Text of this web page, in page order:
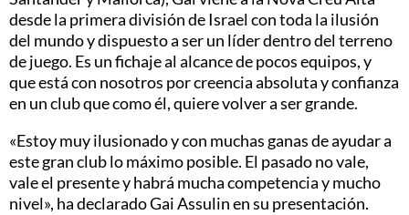
desde la primera división de Israel con toda la ilusión
del mundo y dispuesto a ser un líder dentro del terreno
de juego. Es un fichaje al alcance de pocos equipos, y
que está con nosotros por creencia absoluta y confianza
en un club que como él, quiere volver a ser grande.
«Estoy muy ilusionado y con muchas ganas de ayudar a
este gran club lo máximo posible. El pasado no vale,
vale el presente y habrá mucha competencia y mucho
nivel», ha declarado Gai Assulin en su presentación.